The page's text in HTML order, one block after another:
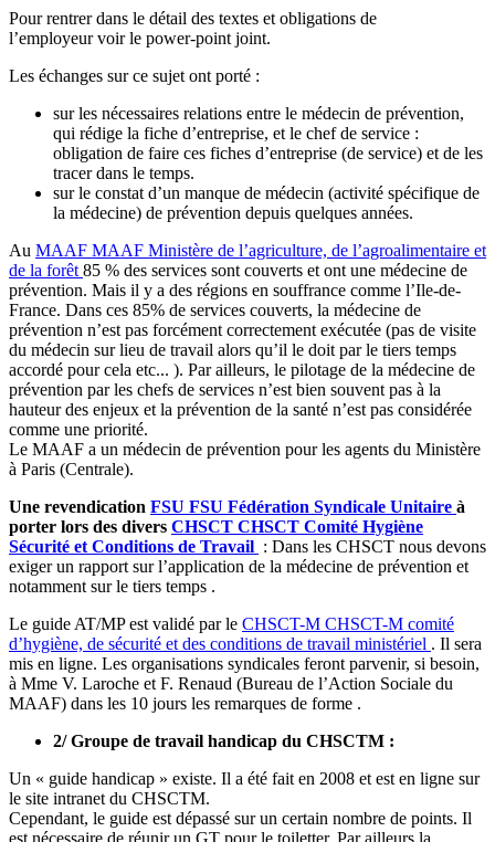
Pour rentrer dans le détail des textes et obligations de
l’employeur voir le power-point joint.
Les échanges sur ce sujet ont porté :
sur les nécessaires relations entre le médecin de prévention,
qui rédige la fiche d’entreprise, et le chef de service :
obligation de faire ces fiches d’entreprise (de service) et de les
tracer dans le temps.
sur le constat d’un manque de médecin (activité spécifique de
la médecine) de prévention depuis quelques années.
Au MAAF MAAF Ministère de l’agriculture, de l’agroalimentaire et
de la forêt 85 % des services sont couverts et ont une médecine de
prévention. Mais il y a des régions en souffrance comme l’Ile-de-
France. Dans ces 85% de services couverts, la médecine de
prévention n’est pas forcément correctement exécutée (pas de visite
du médecin sur lieu de travail alors qu’il le doit par le tiers temps
accordé pour cela etc... ). Par ailleurs, le pilotage de la médecine de
prévention par les chefs de services n’est bien souvent pas à la
hauteur des enjeux et la prévention de la santé n’est pas considérée
comme une priorité.
Le MAAF a un médecin de prévention pour les agents du Ministère
à Paris (Centrale).
Une revendication FSU FSU Fédération Syndicale Unitaire à
porter lors des divers CHSCT CHSCT Comité Hygiène
Sécurité et Conditions de Travail : Dans les CHSCT nous devons
exiger un rapport sur l’application de la médecine de prévention et
notamment sur le tiers temps .
Le guide AT/MP est validé par le CHSCT-M CHSCT-M comité
d’hygiène, de sécurité et des conditions de travail ministériel . Il sera
mis en ligne. Les organisations syndicales feront parvenir, si besoin,
à Mme V. Laroche et F. Renaud (Bureau de l’Action Sociale du
MAAF) dans les 10 jours les remarques de forme .
2/ Groupe de travail handicap du CHSCTM :
Un « guide handicap » existe. Il a été fait en 2008 et est en ligne sur
le site intranet du CHSCTM.
Cependant, le guide est dépassé sur un certain nombre de points. Il
est nécessaire de réunir un GT pour le toiletter. Par ailleurs la